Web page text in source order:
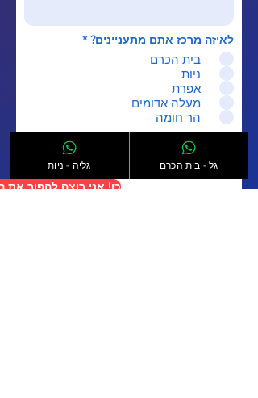
לאיזה מרכז אתם מתעניינים? *
בית הכרם
ניות
אפרת
מעלה אדומים
הר חומה
אני מאשר.ת קבלת מסרים ושיחות
שיוקים
כן! אני רוצה להפוך את
גליה - ניות גל - בית הכרם